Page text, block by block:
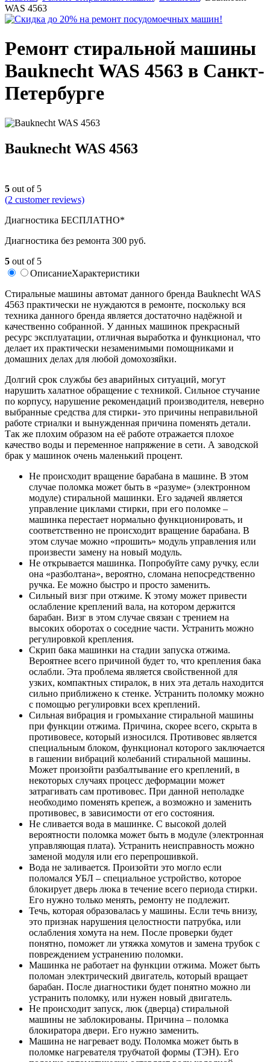
WAS 4563
Ремонт стиральной машины
Bauknecht WAS 4563 в Санкт-
Петербурге
Bauknecht WAS 4563
5 out of 5
(2 customer reviews)
Диагностика БЕСПЛАТНО*
Диагностика без ремонта 300 руб.
5 out of 5
ОписаниеХарактеристики
Стиральные машины автомат данного бренда Bauknecht WAS
4563 практически не нуждаются в ремонте, поскольку вся
техника данного бренда является достаточно надёжной и
качественно собранной. У данных машинок прекрасный
ресурс эксплуатации, отличная выработка и функционал, что
делает их практически незаменимыми помощниками и
домашних делах для любой домохозяйки.
Долгий срок службы без аварийных ситуаций, могут
нарушить халатное обращение с техникой. Сильное стучание
по корпусу, нарушение рекомендаций производителя, неверно
выбранные средства для стирки- это причины неправильной
работе стриалки и вынужденная причина поменять детали.
Так же плохим образом на её работе отражается плохое
качество воды и переменное напряжение в сети. А заводской
брак у машинок очень маленький процент.
Не происходит вращение барабана в машине. В этом
случае поломка может быть в «разуме» (электронном
модуле) стиральной машинки. Его задачей является
управление циклами стирки, при его поломке –
машинка перестает нормально функционировать, и
соответственно не происходит вращение барабана. В
этом случае можно «прошить» модуль управления или
произвести замену на новый модуль.
Не открывается машинка. Попробуйте саму ручку, если
она «разболтана», вероятно, сломана непосредственно
ручка. Ее можно быстро и просто заменить.
Сильный визг при отжиме. К этому может привести
ослабление креплений вала, на котором держится
барабан. Визг в этом случае связан с трением на
высоких оборотах о соседние части. Устранить можно
регулировкой крепления.
Скрип бака машинки на стадии запуска отжима.
Вероятнее всего причиной будет то, что крепления бака
ослабли. Эта проблема является свойственной для
узких, компактных стиралок, в них эта деталь находится
сильно приближено к стенке. Устранить поломку можно
с помощью регулировки всех креплений.
Сильная вибрация и громыхание стиральной машины
при функции отжима. Причина, скорее всего, скрыта в
противовесе, который износился. Противовес является
специальным блоком, функционал которого заключается
в гашении вибраций колебаний стиральной машины.
Может произойти разбалтывание его креплений, в
некоторых случаях процесс деформации может
затрагивать сам противовес. При данной неполадке
необходимо поменять крепеж, а возможно и заменить
противовес, в зависимости от его состояния.
Не сливается вода в машинке. С высокой долей
вероятности поломка может быть в модуле (электронная
управляющая плата). Устранить неисправность можно
заменой модуля или его перепрошивкой.
Вода не заливается. Произойти это могло если
поломался УБЛ – специальное устройство, которое
блокирует дверь люка в течение всего периода стирки.
Его нужно только менять, ремонту не подлежит.
Течь, которая образовалась у машины. Если течь внизу,
это признак нарушения целостности патрубка, или
ослабления хомута на нем. После проверки будет
понятно, поможет ли утяжка хомутов и замена трубок с
повреждением устранению поломки.
Машинка не работает на функции отжима. Может быть
поломан электрический двигатель, который вращает
барабан. После диагностики будет понятно можно ли
устранить поломку, или нужен новый двигатель.
Не происходит запуск, люк (дверца) стиральной
машины не заблокированы. Причина – поломка
блокиратора двери. Его нужно заменить.
Машина не нагревает воду. Поломка может быть в
поломке нагревателя трубчатой формы (ТЭН). Его